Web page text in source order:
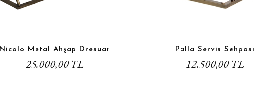
Nicolo Metal Ahşap Dresuar
25.000,00 TL
Palla Servis Sehpası
12.500,00 TL